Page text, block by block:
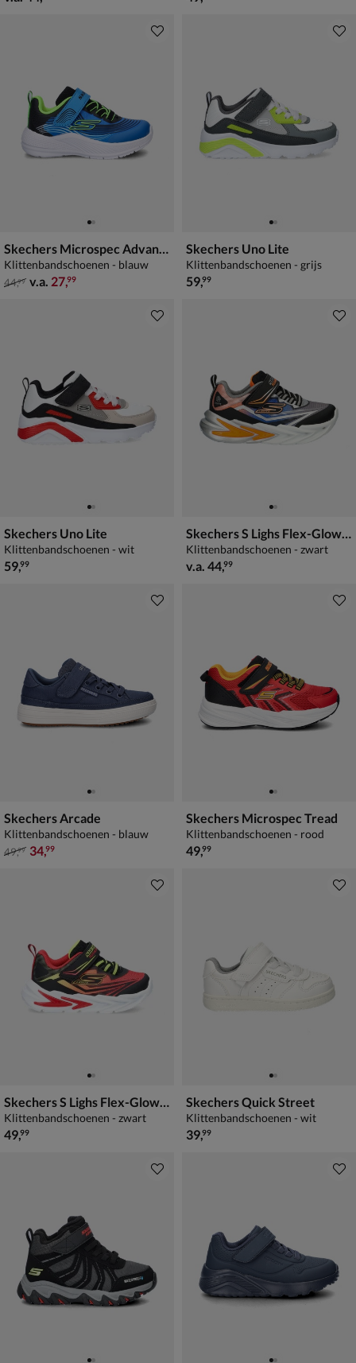
Skechers Microspec Advance
Klittenbandschoenen - blauw
van € 44,99 vanaf € 27,99
44,99 v.a. 27,99
Skechers Uno Lite
Klittenbandschoenen - grijs
€ 59,99
59,99
Skechers Uno Lite
Klittenbandschoenen - wit
€ 59,99
59,99
Skechers S Lighs Flex-Glow Ultra
Klittenbandschoenen - zwart
vanaf € 44,99
v.a. 44,99
Skechers Arcade
Klittenbandschoenen - blauw
van € 49,99 voor € 34,99
49,99 34,99
Skechers Microspec Tread
Klittenbandschoenen - rood
€ 49,99
49,99
Skechers S Lighs Flex-Glow Ultra
Klittenbandschoenen - zwart
€ 49,99
49,99
Skechers Quick Street
Klittenbandschoenen - wit
€ 39,99
39,99